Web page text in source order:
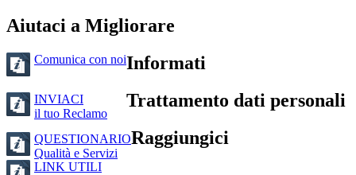
Aiutaci a Migliorare
Comunica con noi
INVIACI
il tuo Reclamo
QUESTIONARIO
Qualità e Servizi
Informati
LINK UTILI
Trattamento dati personali
Raggiungici